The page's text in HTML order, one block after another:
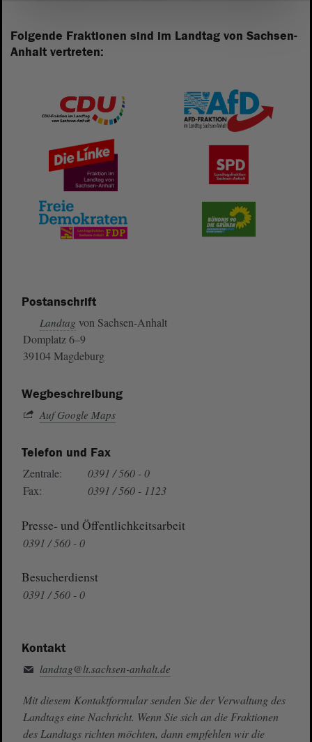
Folgende Fraktionen sind im Landtag von Sachsen-
Anhalt vertreten:
Postanschrift
Landtag von Sachsen-Anhalt
Domplatz 6–9
39104 Magdeburg
Wegbeschreibung
Auf Google Maps
Telefon und Fax
Zentrale:
0391 / 560 - 0
Fax:
0391 / 560 - 1123
Presse- und Öffentlichkeitsarbeit
0391 / 560 - 0
Besucherdienst
0391 / 560 - 0
Kontakt
landtag@lt.sachsen-anhalt.de
Mit diesem Kontaktformular senden Sie der Verwaltung des
Landtags eine Nachricht. Wenn Sie sich an die Fraktionen
des Landtags richten möchten, dann empfehlen wir die